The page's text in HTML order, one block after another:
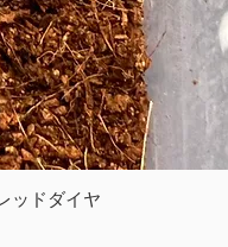
ッドダイヤ